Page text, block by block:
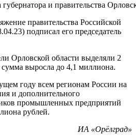
и правительства
правительства Российской
подписал его председатель
Орловской области выделяли 2
выросла до 4,1 миллиона.
году всем регионам России на
и дополнительного
промышленных предприятий
рублей.
ИА «Орёлград»